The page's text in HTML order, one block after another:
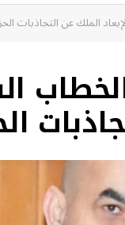
الملك عن التجاذبات